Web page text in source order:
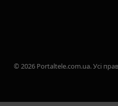
© 2026 Portaltele.com.ua. Усі